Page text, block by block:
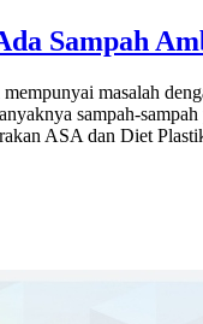
Sampah
masalah
sampah-
ASA dan Diet